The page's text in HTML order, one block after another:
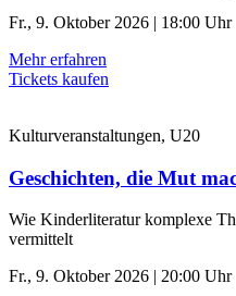
Fr., 9. Oktober 2026 | 18:00 Uhr
Mehr erfahren
Tickets kaufen
Kulturveranstaltungen, U20
Geschichten, die Mut
Wie Kinderliteratur komplexe
vermittelt
Fr., 9. Oktober 2026 | 20:00 Uhr